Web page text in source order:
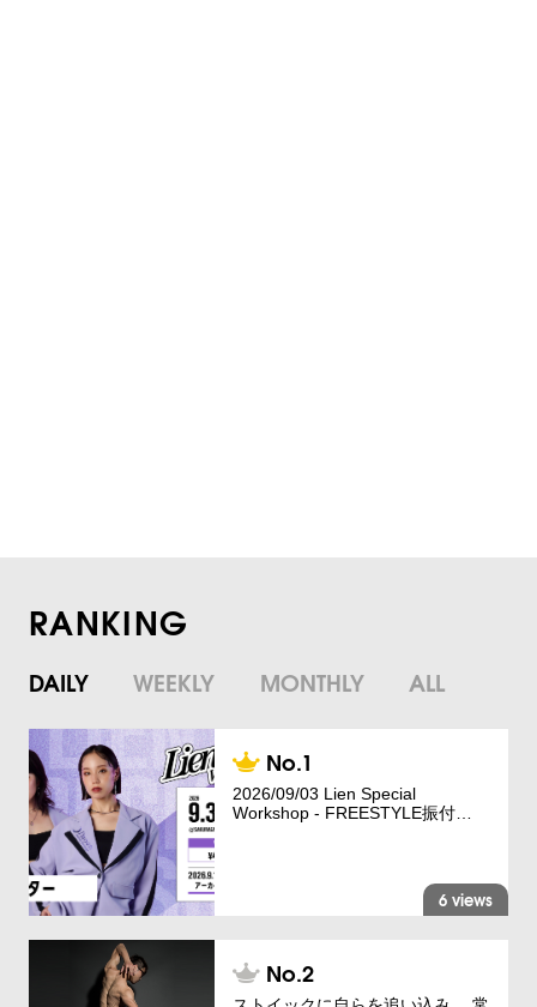
RANKING
DAILY WEEKLY MONTHLY ALL
2026/09/03 Lien Special
Workshop - FREESTYLE振付…
6 views